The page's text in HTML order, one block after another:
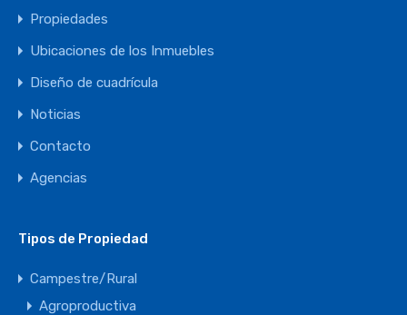
Propiedades
Ubicaciones de los Inmuebles
Diseño de cuadrícula
Noticias
Contacto
Agencias
Tipos de Propiedad
Campestre/Rural
Agroproductiva